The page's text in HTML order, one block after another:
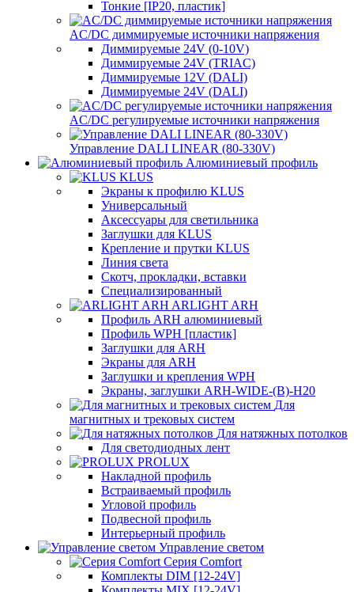
Тонкие [IP20, пластик]
AC/DC диммируемые источники напряжения
Диммируемые 24V (0-10V)
Диммируемые 24V (TRIAC)
Диммируемые 12V (DALI)
Диммируемые 24V (DALI)
AC/DC регулируемые источники напряжения
Управление DALI LINEAR (80-330V)
Алюминиевый профиль
KLUS
Экраны к профилю KLUS
Универсальный
Аксессуары для светильника
Заглушки для KLUS
Крепление и прутки KLUS
Линия света
Скотч, прокладки, вставки
Специализированный
ARLIGHT ARH
Профиль ARH алюминиевый
Профиль WPH [пластик]
Заглушки для ARH
Экраны для ARH
Заглушки и крепления WPH
Экраны, заглушки ARH-WIDE-(B)-H20
Для
магнитных и трековых систем
Для натяжных потолков
Для светодиодных лент
PROLUX
Накладной профиль
Встраиваемый профиль
Угловой профиль
Подвесной профиль
Интерьерный профиль
Управление светом
Серия Comfort
Комплекты DIM [12-24V]